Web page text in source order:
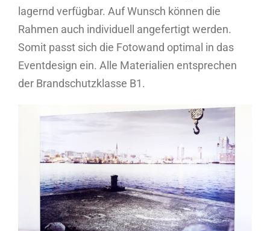
lagernd verfügbar. Auf Wunsch können die
Rahmen auch individuell angefertigt werden.
Somit passt sich die Fotowand optimal in das
Eventdesign ein. Alle Materialien entsprechen
der Brandschutzklasse B1.